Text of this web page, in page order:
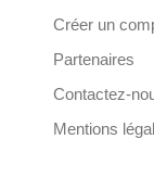
Créer un
Partenaires
Contactez-
Mentions